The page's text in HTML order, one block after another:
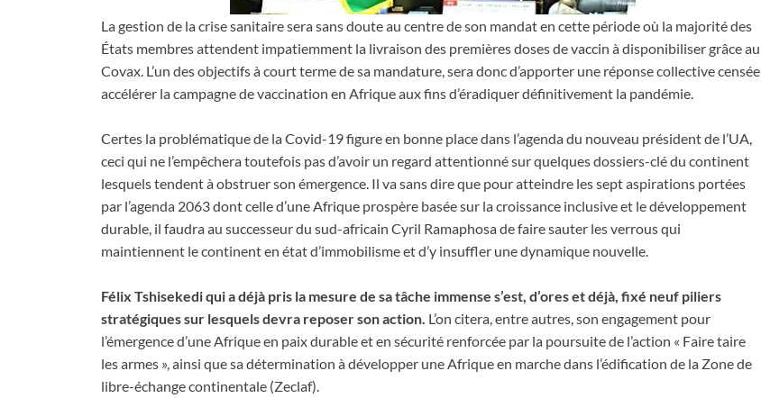
La gestion de la crise sanitaire sera sans doute au centre de son mandat en cette période où la majorité des
États membres attendent impatiemment la livraison des premières doses de vaccin à disponibiliser grâce au
Covax. L’un des objectifs à court terme de sa mandature, sera donc d’apporter une réponse collective censée
accélérer la campagne de vaccination en Afrique aux fins d’éradiquer définitivement la pandémie.
Certes la problématique de la Covid-19 figure en bonne place dans l’agenda du nouveau président de l’UA,
ceci qui ne l’empêchera toutefois pas d’avoir un regard attentionné sur quelques dossiers-clé du continent
lesquels tendent à obstruer son émergence. Il va sans dire que pour atteindre les sept aspirations portées
par l’agenda 2063 dont celle d’une Afrique prospère basée sur la croissance inclusive et le développement
durable, il faudra au successeur du sud-africain Cyril Ramaphosa de faire sauter les verrous qui
maintiennent le continent en état d’immobilisme et d’y insuffler une dynamique nouvelle.
Félix Tshisekedi qui a déjà pris la mesure de sa tâche immense s’est, d’ores et déjà, fixé neuf piliers
stratégiques sur lesquels devra reposer son action. L’on citera, entre autres, son engagement pour
l’émergence d’une Afrique en paix durable et en sécurité renforcée par la poursuite de l’action « Faire taire
les armes », ainsi que sa détermination à développer une Afrique en marche dans l’édification de la Zone de
libre-échange continentale (Zeclaf).